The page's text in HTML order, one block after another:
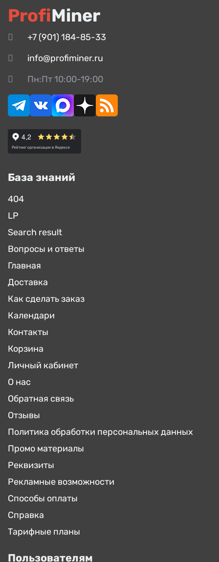
ProfiMiner
+7 (901) 184-85-33
info@profiminer.ru
Пн:Пт 10:00-19:00
База знаний
404
LP
Search result
Вопросы и ответы
Главная
Доставка
Как сделать заказ
Календари
Контакты
Корзина
Личный кабинет
О нас
Обратная связь
Отзывы
Политика обработки персональных данных
Промо материалы
Реквизиты
Рекламные возможности
Способы оплаты
Справка
Тарифные планы
Пользователям